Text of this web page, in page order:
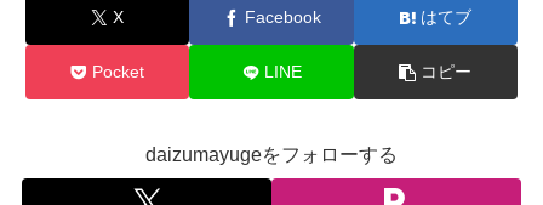
X Facebook はてブ
Pocket LINE コピー
daizumayugeをフォローする